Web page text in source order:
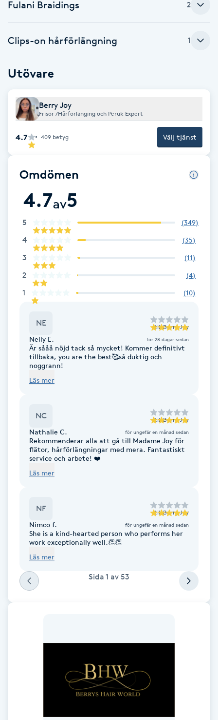
LED-ljusterapi
LPG
LPG-behandling
LPG-massage
Makeup
Manikyr & Pedikyr
Medial vägledning
Medicinsk massage
Megavolymfransar
Melasma
MicroPen
Microshading
Mixfransar
N
Nagelförlängning gelé
Fulani Braidings 2
Clips-on hårförlängning 1
Utövare
Berry Joy
Frisör /Hårförlänging och Peruk Expert
4.7 409 betyg Välj tjänst
Omdömen
4.7av5
5 (349)
4 (35)
3 (11)
2 (4)
1 (10)
NE till Berry Joy
Nelly E. för 28 dagar sedan
Är sååå nöjd tack så mycket! Kommer definitivt
tillbaka, you are the best🥰så duktig och
noggrann!
Läs mer
NC till Berry Joy
Nathalie C. för ungefär en månad sedan
Rekommenderar alla att gå till Madame Joy för
flätor, hårförlängningar med mera. Fantastiskt
service och arbete! ❤️
Läs mer
NF till Berry Joy
Nimco f. för ungefär en månad sedan
She is a kind-hearted person who performs her
work exceptionally well.👏👏
Läs mer
Sida 1 av 53